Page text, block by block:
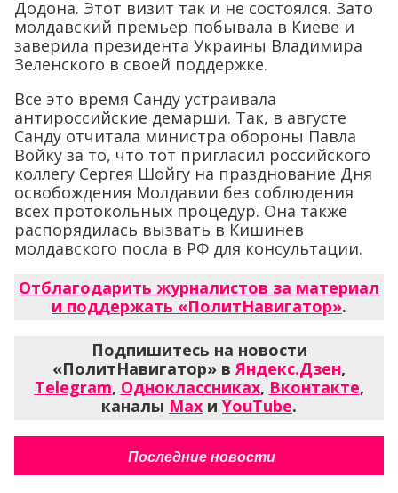
Додона. Этот визит так и не состоялся. Зато
молдавский премьер побывала в Киеве и
заверила президента Украины Владимира
Зеленского в своей поддержке.
Все это время Санду устраивала
антироссийские демарши. Так, в августе
Санду отчитала министра обороны Павла
Войку за то, что тот пригласил российского
коллегу Сергея Шойгу на празднование Дня
освобождения Молдавии без соблюдения
всех протокольных процедур. Она также
распорядилась вызвать в Кишинев
молдавского посла в РФ для консультации.
Отблагодарить журналистов за материал
и поддержать «ПолитНавигатор».
Подпишитесь на новости
«ПолитНавигатор» в Яндекс.Дзен,
Telegram, Одноклассниках, Вконтакте,
каналы Max и YouTube.
Последние новости